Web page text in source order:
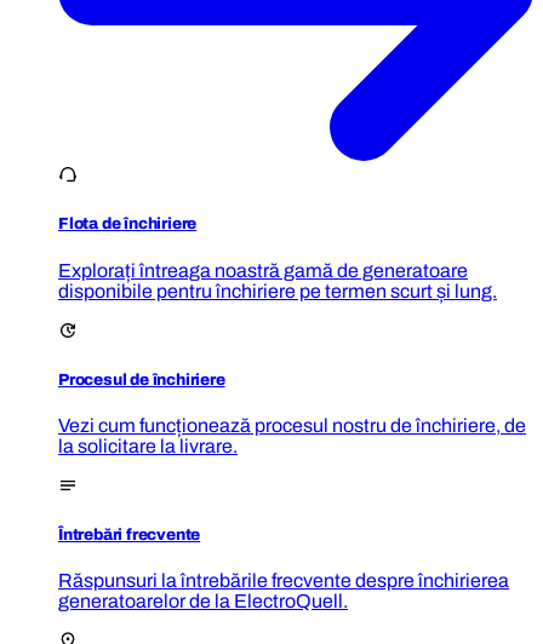
Flota de închiriere
Explorați întreaga noastră gamă de generatoare
disponibile pentru închiriere pe termen scurt și lung.
Procesul de închiriere
Vezi cum funcționează procesul nostru de închiriere, de
la solicitare la livrare.
Întrebări frecvente
Răspunsuri la întrebările frecvente despre închirierea
generatoarelor de la ElectroQuell.